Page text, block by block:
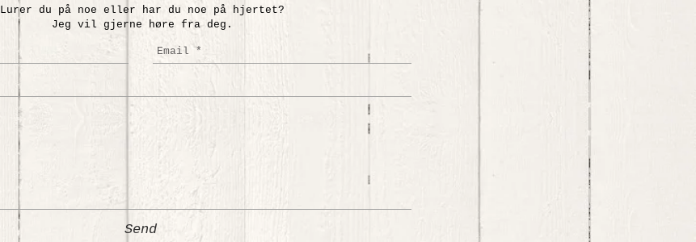
Lurer du på noe eller har du noe på hjertet?
Jeg vil gjerne høre fra deg.
Send